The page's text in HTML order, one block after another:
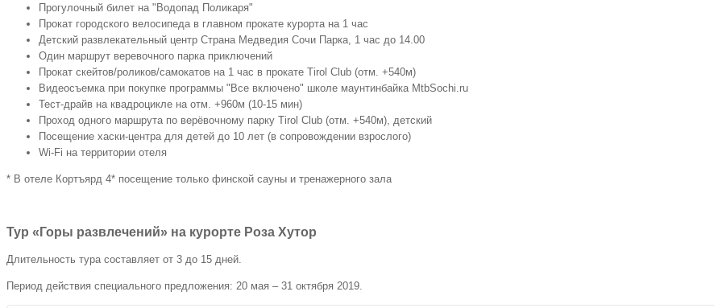
Новотель
от 11 560 руб. Находится на высоте +960 метров над уровнем моря в окружении горных пейзажей. В отеле есть термальная
Риксос 5* от 17 300 руб.
Отель премиум-класса находится на высоте +960 метров над уровнем моря в самом сердце Кавказских гор. К
VIP-зона с джакузи и крытый бассейн с панорамными окнами с видом на горы.
Марриотт
от 16 800 руб.
Отель расположен в шаговой доступности от подъемников канатных дорог и Сочинского Казино на отметке
Панорама
от 10 400 руб
Отель расположен на отметке +960 метров над уровнем моря в шаговой доступности от подъемников канатных
Прогулочный билет на "Водопад Поликаря"
Прокат городского велосипеда в главном прокате курорта на 1 час
Детский развлекательный центр Страна Медведия Сочи Парка, 1 час до 14.00
Один маршрут веревочного парка приключений
Прокат скейтов/роликов/самокатов на 1 час в прокате Tirol Club (отм. +540м)
Видеосъемка при покупке программы "Все включено" школе маунтинбайка MtbSochi.ru
Тест-драйв на квадроцикле на отм. +960м (10-15 мин)
Проход одного маршрута по верёвочному парку Tirol Club (отм. +540м), детский
Посещение хаски-центра для детей до 10 лет (в сопровождении взрослого)
Wi-Fi на территории отеля
* В отеле Кортъярд 4* посещение только финской сауны и тренажерного зала
Тур «Горы развлечений» на курорте Роза Хутор
Длительность тура составляет от 3 до 15 дней.
Период действия специального предложения: 20 мая – 31 октября 2019.